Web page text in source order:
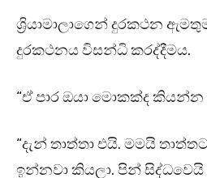
ශ්‍රියාමාලාගෙන් දුරකථන
දුරකථනය විසන්ධි කරද්දීමය.
“ඒ පාර ඔයා මොකක්ද කියන්න
“දැන් තාත්තා එයි. මමයි
ඉන්නවා කියලා. පින්